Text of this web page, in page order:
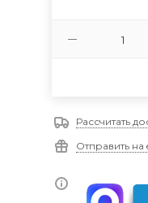
Рассчитать
Отправить на